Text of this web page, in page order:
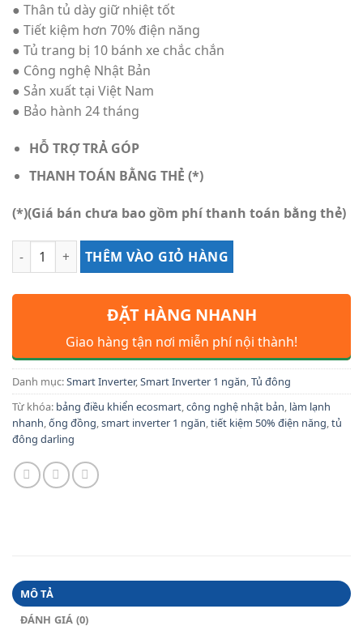
● Thân tủ dày giữ nhiệt tốt
● Tiết kiệm hơn 70% điện năng
● Tủ trang bị 10 bánh xe chắc chắn
● Công nghệ Nhật Bản
● Sản xuất tại Việt Nam
● Bảo hành 24 tháng
HỖ TRỢ TRẢ GÓP
THANH TOÁN BẰNG THẺ (*)
(*)(Giá bán chưa bao gồm phí thanh toán bằng thẻ)
Số lượng THÊM VÀO GIỎ HÀNG
ĐẶT HÀNG NHANH
Giao hàng tận nơi miễn phí nội thành!
Danh mục:Smart Inverter,Smart Inverter 1 ngăn,Tủ đông
Từ khóa: bảng điều khiển ecosmart,công nghệ nhật bản, làm lạnh
nhanh,ống đồng,smart inverter 1 ngăn,tiết kiệm 50% điện năng,tủ
đông darling
MÔ TẢ
ĐÁNH GIÁ (0)